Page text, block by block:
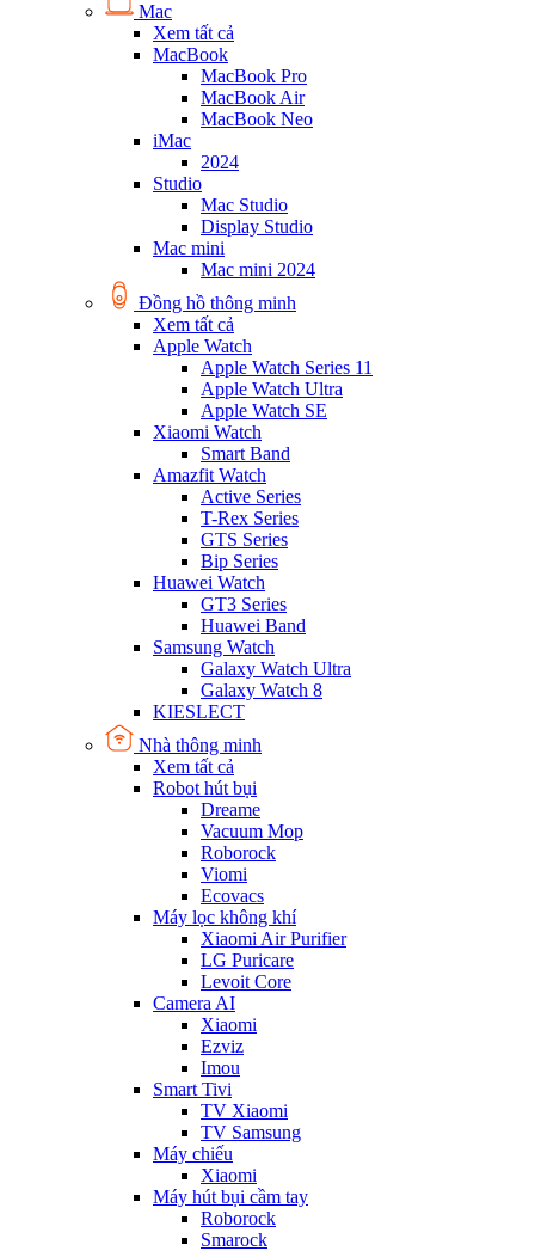
Mac
Xem tất cả
MacBook
MacBook Pro
MacBook Air
MacBook Neo
iMac
2024
Studio
Mac Studio
Display Studio
Mac mini
Mac mini 2024
Đồng hồ thông minh
Xem tất cả
Apple Watch
Apple Watch Series 11
Apple Watch Ultra
Apple Watch SE
Xiaomi Watch
Smart Band
Amazfit Watch
Active Series
T-Rex Series
GTS Series
Bip Series
Huawei Watch
GT3 Series
Huawei Band
Samsung Watch
Galaxy Watch Ultra
Galaxy Watch 8
KIESLECT
Nhà thông minh
Xem tất cả
Robot hút bụi
Dreame
Vacuum Mop
Roborock
Viomi
Ecovacs
Máy lọc không khí
Xiaomi Air Purifier
LG Puricare
Levoit Core
Camera AI
Xiaomi
Ezviz
Imou
Smart Tivi
TV Xiaomi
TV Samsung
Máy chiếu
Xiaomi
Máy hút bụi cầm tay
Roborock
Smarock